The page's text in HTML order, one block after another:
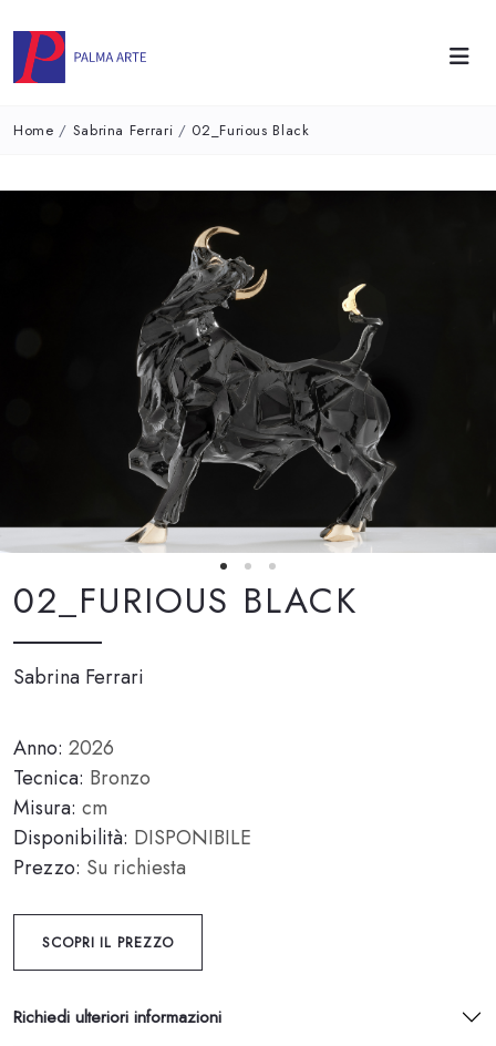
Home / Sabrina Ferrari / 02_Furious Black
02_FURIOUS BLACK
Sabrina Ferrari
Anno: 2026
Tecnica: Bronzo
Misura: cm
Disponibilità: DISPONIBILE
Prezzo: Su richiesta
SCOPRI IL PREZZO
Richiedi ulteriori informazioni